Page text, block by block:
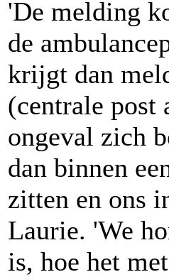
'De melding
de
krijgt dan
(centrale post
ongeval zich
dan binnen
zitten en ons
Laurie. 'We
is, hoe het